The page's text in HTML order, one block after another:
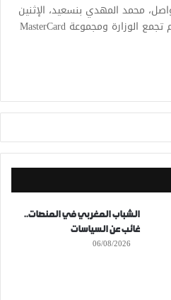
محمد المهدي بنسعيد، الإثنين
بالرباط، حفل توقيع مذكرة تفاهم تجمع الوزارة ومجموعة MasterCard
الشباب المغربي في المنصات..
غائب عن السياسات
06/08/2026